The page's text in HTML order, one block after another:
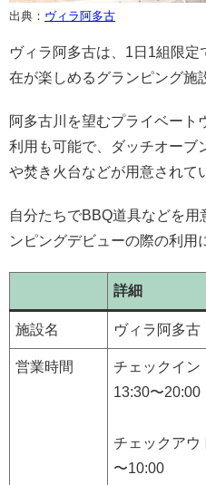
出典： ヴィラ阿多古
ヴィラ阿多古は、1日1組限
在が楽しめるグランピング施
阿多古川を望むプライベート
利用も可能で、ダッチオーブ
や焚き火台などが用意されて
自分たちでBBQ道具などを
ンピングデビューの際の利用
詳細
施設名 ヴィラ阿多古
営業時間
チェックイン
13:30〜20:00
チェックアウ
〜10:00